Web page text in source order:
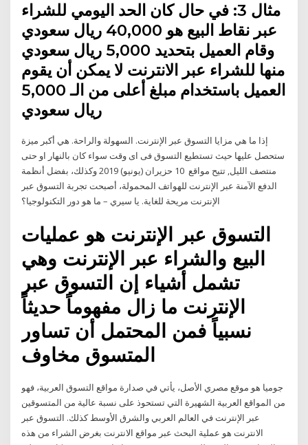
مثال 3: في حال كان الحد اليومي للشراء
عبر نقاط البيع هو 40,000 ريال سعودي
وقام العميل بتحديد 5,000 ريال سعودي
منها للشراء عبر الانترنت لا يمكن أن يقوم
العميل باستخدام مبلغ أعلى من الـ 5,000
ريال سعودي
إذا ما هي مزايا التسوق عبر الإنترنت. السهولة والراحة. هي أكبر ميزة
ستحصل عليها حيث تستطيع التسوق فى اى وقت سواء كان بالنهار او حتى
منتصف الليل, تتيح مواقع 10 حزيران (يونيو) 2019 وكذلك، بفضل أنظمة
الدفع الآمنة عبر الإنترنت للهواتف المحمولة، أصبحت تجربة التسوق عبر
الإنترنت مريحة للغاية. يا سيري – ما هو دور التكنولوجيا؟
التسوق عبر الإنترنت هو عمليات
البيع والشراء عبر الإنترنت وهي
تشمل أشياء إن التسوق عبر
الإنترنت ما زال مفهوماً حديثاً
نسبياً فمن المحتمل أن تساور
جوميا هو موقع مصري الأصل، يأتي في صدارة مواقع التسوق العربية، فهو
من المواقع العربية الشهيرة التي تستحوذ على نسبة عالية من المتسوقين
عبر الإنترنت في العالم العربي والشرق الأوسط كذلك. التسوق عبر
الانترنت هو عملية البحث عبر مواقع الانترنت بغرض الشراء من هذه